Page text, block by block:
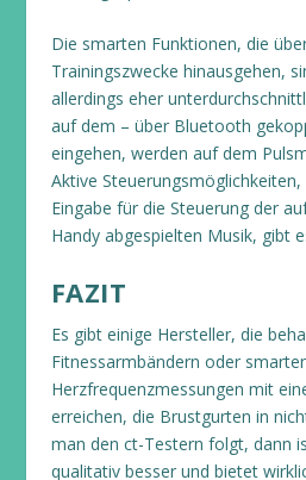
Die smarten Funktionen, die
Trainingszwecke hinausgehen,
allerdings eher
auf dem – über Bluetooth
eingehen, werden auf dem
Aktive
Eingabe für die Steuerung der
Handy abgespielten Musik, gibt
FAZIT
Es gibt einige Hersteller, die
Fitnessarmbändern oder
Herzfrequenzmessungen mit
erreichen, die Brustgurten in
man den ct-Testern folgt, dann
qualitativ besser und bietet